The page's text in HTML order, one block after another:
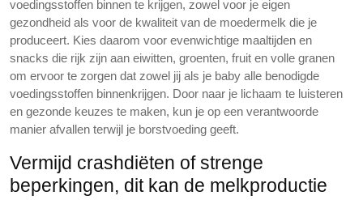
voedingsstoffen binnen te krijgen, zowel voor je eigen
gezondheid als voor de kwaliteit van de moedermelk die je
produceert. Kies daarom voor evenwichtige maaltijden en
snacks die rijk zijn aan eiwitten, groenten, fruit en volle granen
om ervoor te zorgen dat zowel jij als je baby alle benodigde
voedingsstoffen binnenkrijgen. Door naar je lichaam te luisteren
en gezonde keuzes te maken, kun je op een verantwoorde
manier afvallen terwijl je borstvoeding geeft.
Vermijd crashdiëten of strenge
beperkingen, dit kan de melkproductie